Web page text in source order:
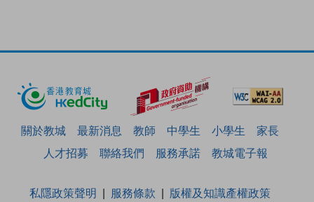
關於教城 最新消息 教師 中學生 小學生
家長
人才招募
聯絡我們 服務承諾 教城電子報
私隱政策聲明 服務條款
版權及知識產權政策